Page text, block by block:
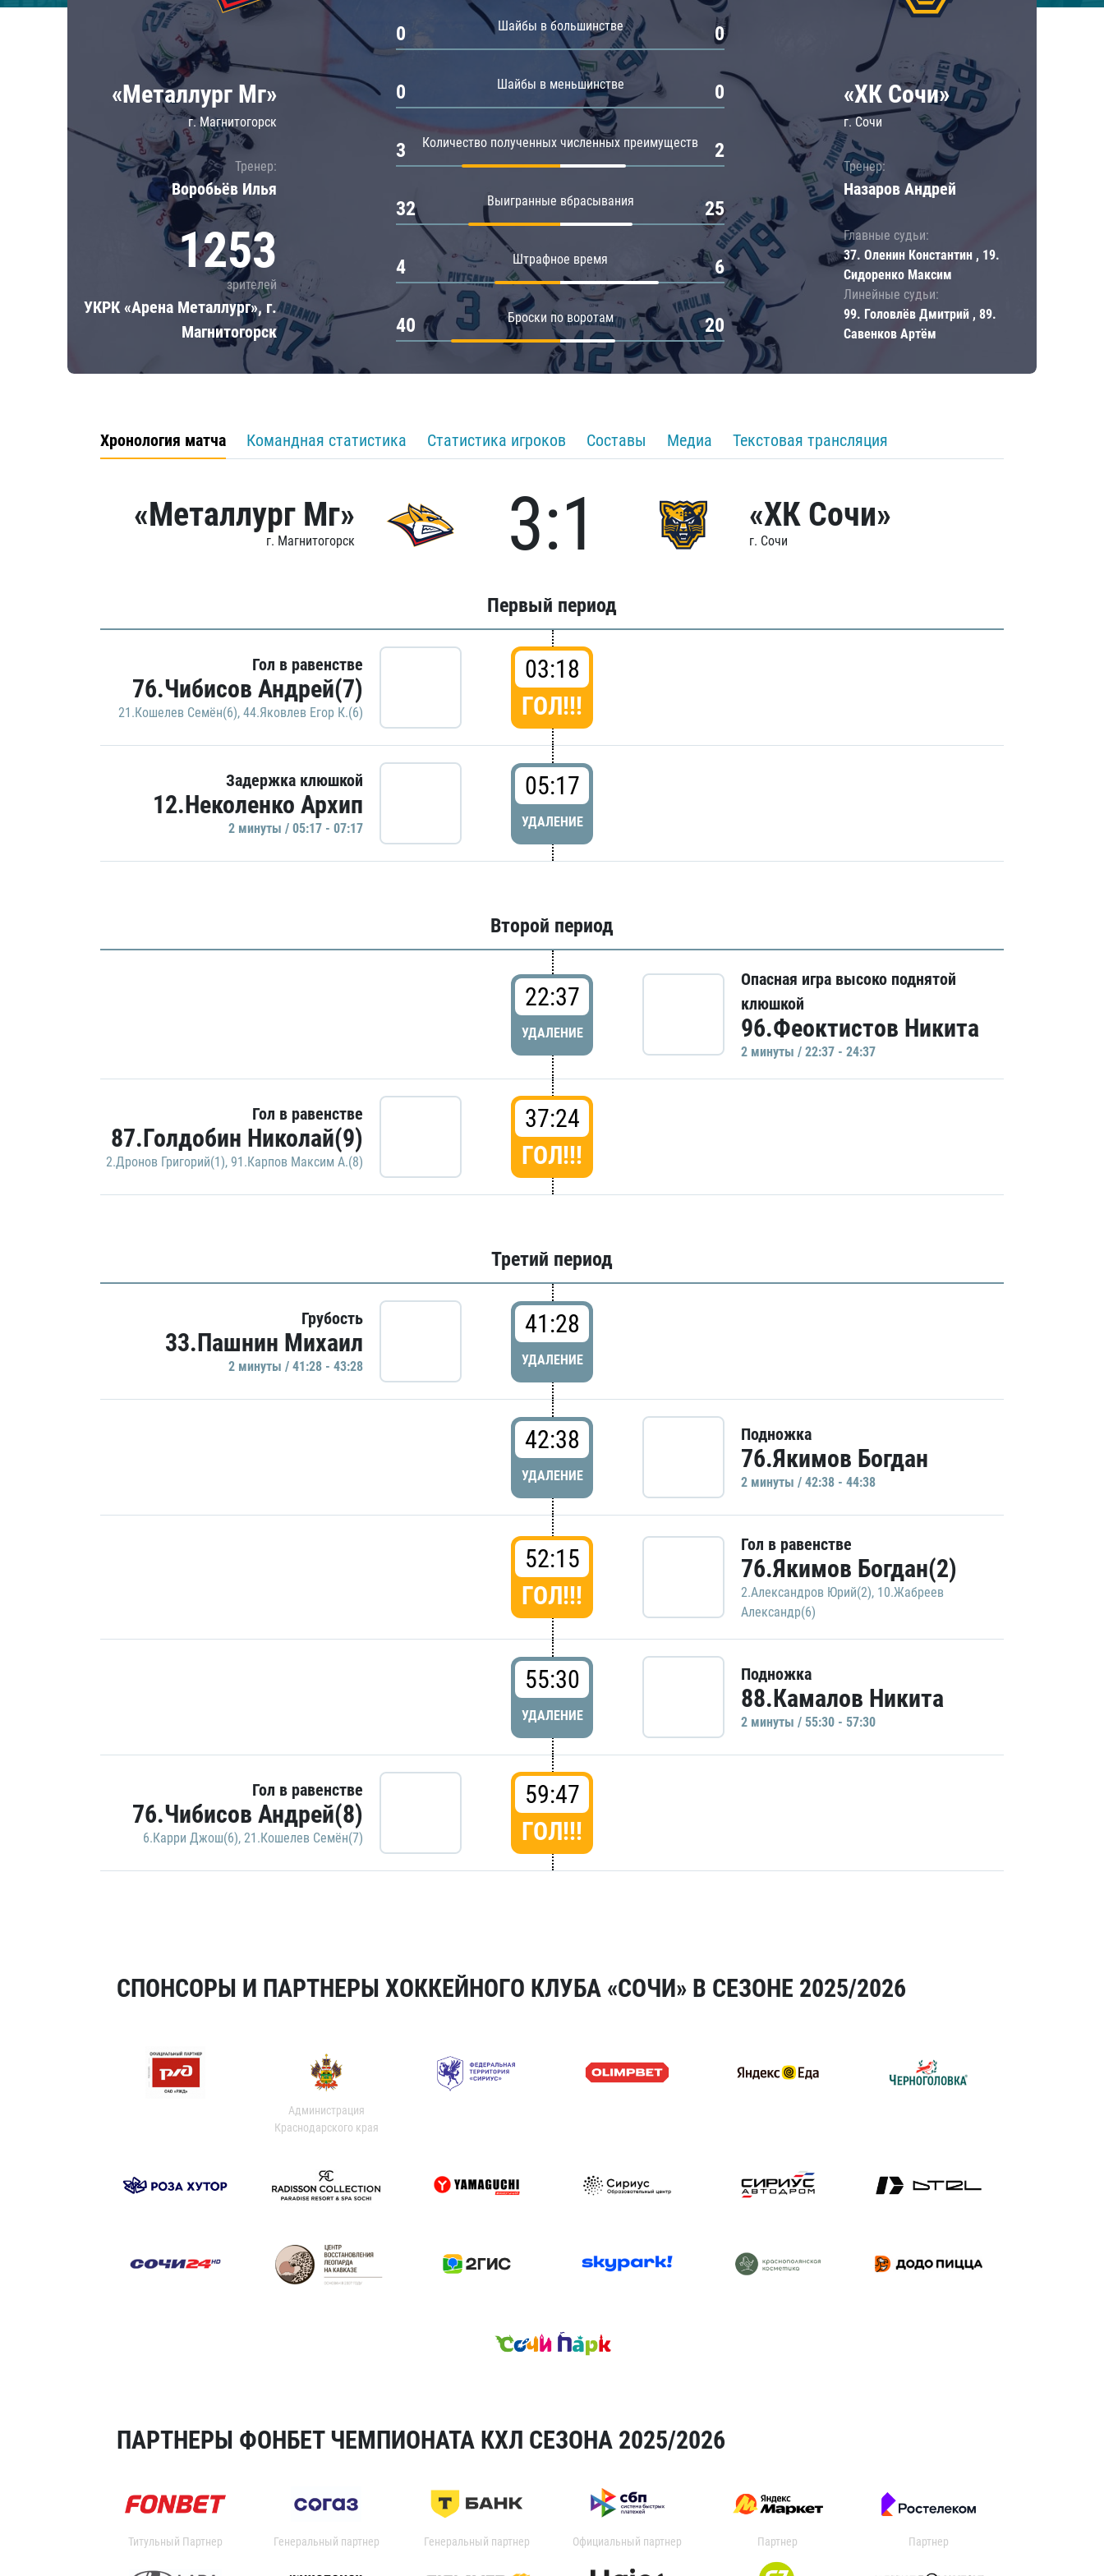
Локомотив
ЦСКА
Шанхайские Драконы
«Металлург Мг»
г. Магнитогорск
Тренер:
Воробьёв Илья
1253
зрителей
УКРК «Арена Металлург», г.
Магнитогорск
Шайбы в большинстве
0 0
Шайбы в меньшинстве
0 0
Количество полученных численных преимуществ
3 2
Выигранные вбрасывания
32 25
Штрафное время
4 6
Броски по воротам
40 20
«ХК Сочи»
г. Сочи
Тренер:
Назаров Андрей
Главные судьи:
37. Оленин Константин , 19.
Сидоренко Максим
Линейные судьи:
99. Головлёв Дмитрий , 89.
Савенков Артём
Хронология матча Командная статистика Статистика игроков Составы Медиа Текстовая трансляция
«Металлург Мг»
г. Магнитогорск 3:1 «ХК Сочи»
г. Сочи
Первый период
Гол в равенстве
76.Чибисов Андрей(7)
21.Кошелев Семён(6), 44.Яковлев Егор К.(6)
03:18
ГОЛ!!!
Задержка клюшкой
12.Неколенко Архип
2 минуты / 05:17 - 07:17
05:17
УДАЛЕНИЕ
Второй период
22:37
УДАЛЕНИЕ
Опасная игра высоко поднятой
клюшкой
96.Феоктистов Никита
2 минуты / 22:37 - 24:37
Гол в равенстве
87.Голдобин Николай(9)
2.Дронов Григорий(1), 91.Карпов Максим А.(8)
37:24
ГОЛ!!!
Третий период
Грубость
33.Пашнин Михаил
2 минуты / 41:28 - 43:28
41:28
УДАЛЕНИЕ
42:38
УДАЛЕНИЕ
Подножка
76.Якимов Богдан
2 минуты / 42:38 - 44:38
52:15
ГОЛ!!!
Гол в равенстве
76.Якимов Богдан(2)
2.Александров Юрий(2), 10.Жабреев
Александр(6)
55:30
УДАЛЕНИЕ
Подножка
88.Камалов Никита
2 минуты / 55:30 - 57:30
Гол в равенстве
76.Чибисов Андрей(8)
6.Карри Джош(6), 21.Кошелев Семён(7)
59:47
ГОЛ!!!
СПОНСОРЫ И ПАРТНЕРЫ ХОККЕЙНОГО КЛУБА «СОЧИ» В СЕЗОНЕ 2025/2026
Администрация
Краснодарского края
ПАРТНЕРЫ ФОНБЕТ ЧЕМПИОНАТА КХЛ СЕЗОНА 2025/2026
Титульный Партнер Генеральный партнер Генеральный партнер Официальный партнер Партнер Партнер